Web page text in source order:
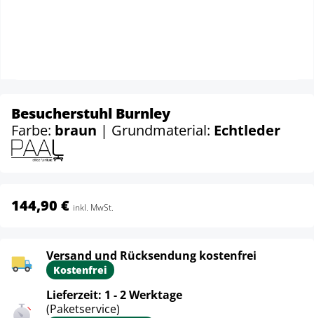
Besucherstuhl Burnley
Farbe: braun | Grundmaterial: Echtleder
144,90 € inkl. MwSt.
Versand und Rücksendung kostenfrei
Kostenfrei
Lieferzeit: 1 - 2 Werktage
(Paketservice)